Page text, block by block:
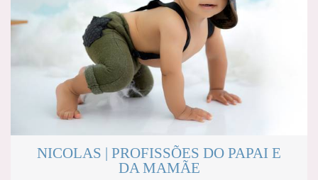
NICOLAS | PROFISSÕES DO PAPAI E
DA MAMÃE